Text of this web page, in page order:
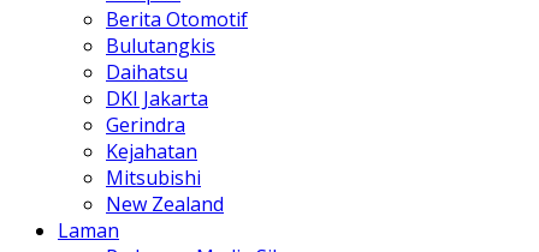
Berita Otomotif
Bulutangkis
Daihatsu
DKI Jakarta
Gerindra
Kejahatan
Mitsubishi
New Zealand
Laman